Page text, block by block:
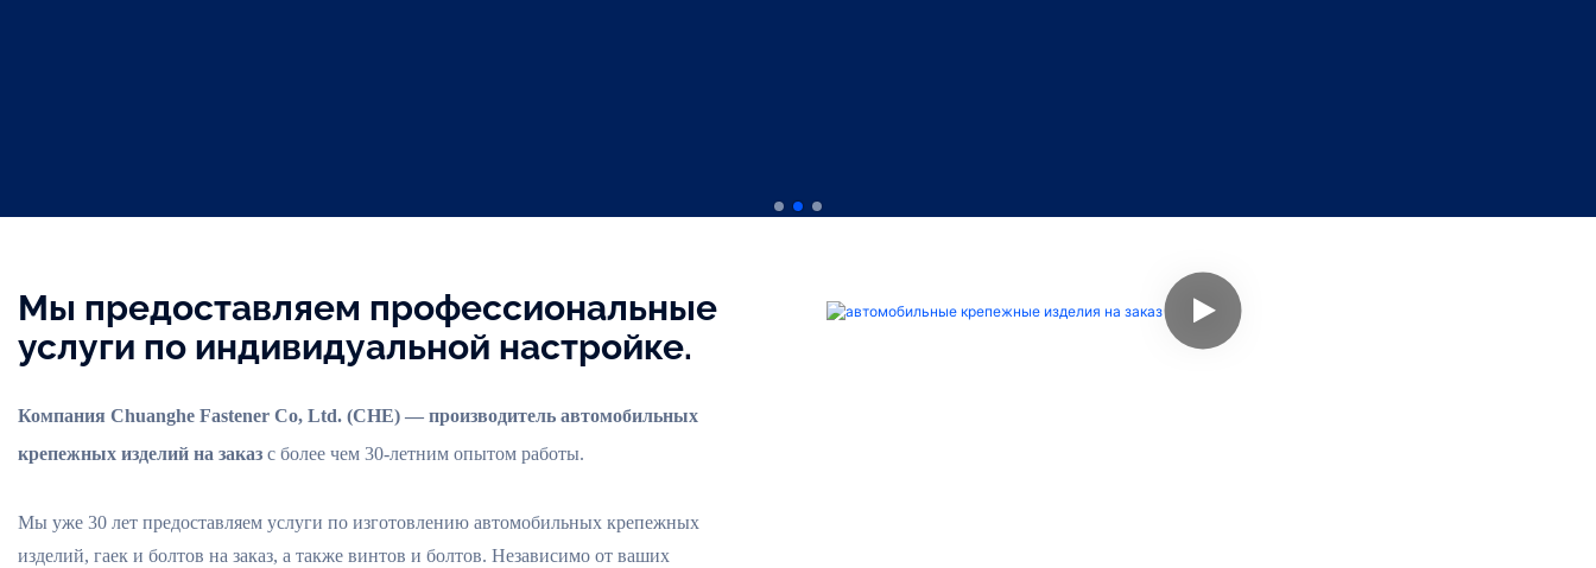
Мы предоставляем профессиональные
услуги по индивидуальной настройке.
Компания Chuanghe Fastener Co, Ltd. (CHE) — производитель автомобильных
крепежных изделий на заказ с более чем 30-летним опытом работы.
Мы уже 30 лет предоставляем услуги по изготовлению автомобильных крепежных
изделий, гаек и болтов на заказ, а также винтов и болтов. Независимо от ваших